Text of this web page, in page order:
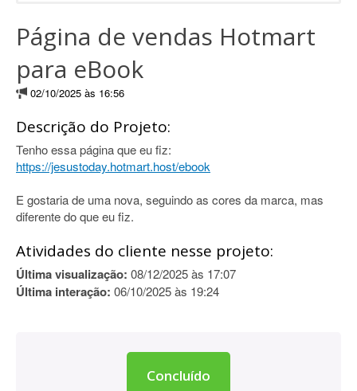
Página de vendas Hotmart
para eBook
02/10/2025 às 16:56
Descrição do Projeto:
Tenho essa página que eu fiz:
https://jesustoday.hotmart.host/ebook
E gostaria de uma nova, seguindo as cores da marca, mas
diferente do que eu fiz.
Atividades do cliente nesse projeto:
Última visualização: 08/12/2025 às 17:07
Última interação: 06/10/2025 às 19:24
Concluído